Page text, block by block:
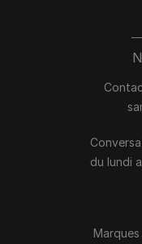
du lundi